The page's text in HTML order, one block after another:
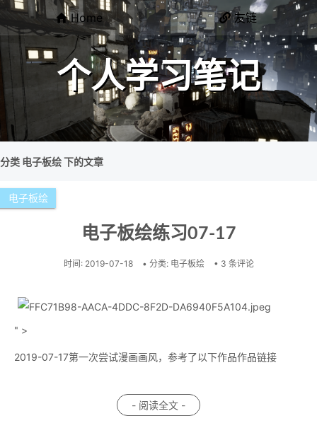
Home 友链
个人学习笔记
分类 电子板绘 下的文章
电子板绘
电子板绘练习07-17
时间: 2019-07-18 • 分类: 电子板绘 • 3 条评论
" >
2019-07-17第一次尝试漫画画风，参考了以下作品作品链接
- 阅读全文 -